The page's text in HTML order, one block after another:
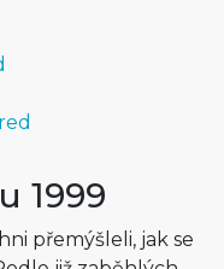
1999
přemýšleli, jak se